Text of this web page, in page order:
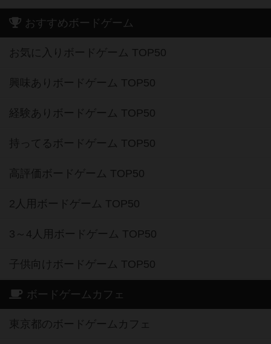
おすすめボードゲーム
お気に入りボードゲーム TOP50
興味ありボードゲーム TOP50
経験ありボードゲーム TOP50
持ってるボードゲーム TOP50
高評価ボードゲーム TOP50
2人用ボードゲーム TOP50
3～4人用ボードゲーム TOP50
子供向けボードゲーム TOP50
ボードゲームカフェ
東京都のボードゲームカフェ